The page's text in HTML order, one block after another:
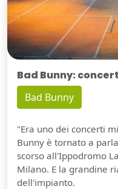
Bad Bunny:
Bad Bunny
"Era uno dei concerti
Bunny è tornato a
scorso all'Ippodromo
Milano. E la grandine
dell'impianto.